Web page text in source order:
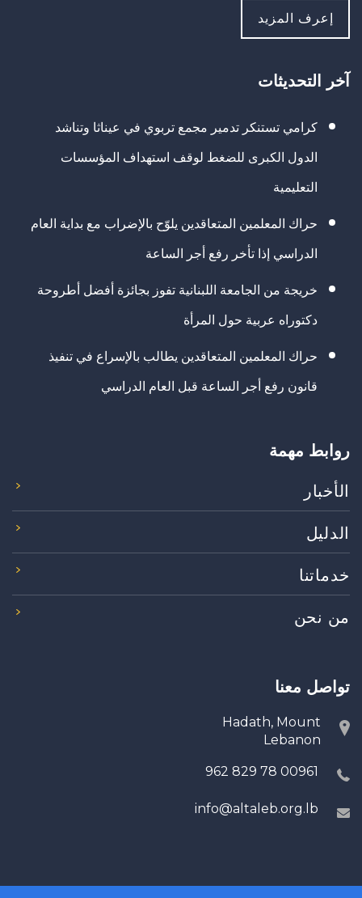
إعرف المزيد
آخر التحديثات
كرامي تستنكر تدمير مجمع تربوي في عيناثا وتناشد
الدول الكبرى للضغط لوقف استهداف المؤسسات
التعليمية
حراك المعلمين المتعاقدين يلوّح بالإضراب مع بداية العام
الدراسي إذا تأخر رفع أجر الساعة
خريجة من الجامعة اللبنانية تفوز بجائزة أفضل أطروحة
دكتوراه عربية حول المرأة
حراك المعلمين المتعاقدين يطالب بالإسراع في تنفيذ
قانون رفع أجر الساعة قبل العام الدراسي
روابط مهمة
الأخبار
الدليل
خدماتنا
من نحن
تواصل معنا
Hadath, Mount
Lebanon
00961 78 829 962
info@altaleb.org.lb